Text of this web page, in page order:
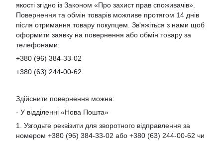
якості згідно із Законом «Про захист прав споживачів».
Повернення та обмін товарів можливе протягом 14 днів
після отримання товару покупцем. Зв'яжіться з нами щоб
оформити заявку на повернення або обмін товару за
телефонами:
+380 (96) 384-33-02
+380 (63) 244-00-62
Здійснити повернення можна:
- У відділенні «Нова Пошта»
1. Узгодьте реквізити для зворотного відправлення за
номером +380 (96) 384-33-02 або +380 (63) 244-00-62 чи